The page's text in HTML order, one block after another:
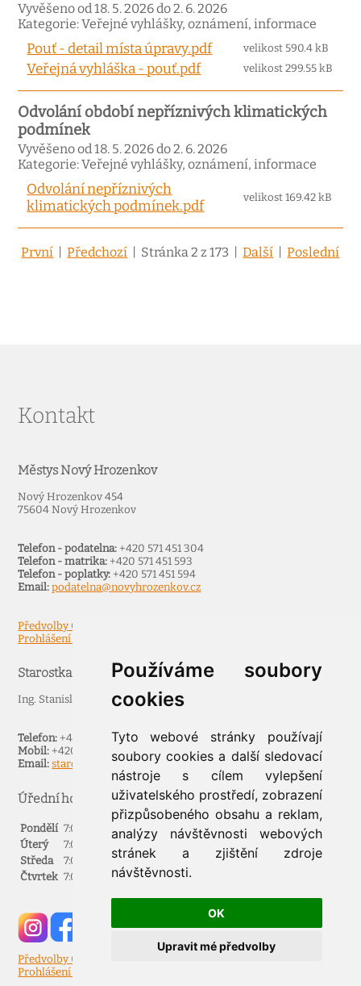
Používáme soubory
cookies
Tyto webové stránky používají
soubory cookies a další sledovací
nástroje s cílem vylepšení
uživatelského prostředí, zobrazení
přizpůsobeného obsahu a reklam,
analýzy návštěvnosti webových
stránek a zjištění zdroje
návštěvnosti.
OK
Upravit mé předvolby
Vyvěšeno od 18. 5. 2026 do 2. 6. 2026
Kategorie: Veřejné vyhlášky, oznámení, informace
Pouť - detail místa úpravy.pdf velikost 590.4 kB
Veřejná vyhláška - pouť.pdf velikost 299.55 kB
Odvolání období nepříznivých klimatických
podmínek
Vyvěšeno od 18. 5. 2026 do 2. 6. 2026
Kategorie: Veřejné vyhlášky, oznámení, informace
Odvolání nepříznivých
klimatických podmínek.pdf
velikost 169.42 kB
První |Předchozí | Stránka 2 z 173 |Další |Poslední
Kontakt
Městys Nový Hrozenkov
Nový Hrozenkov 454
75604 Nový Hrozenkov
Telefon - podatelna:+420 571 451 304
Telefon - matrika:+420 571 451 593
Telefon - poplatky:+420 571 451 594
Email: podatelna@novyhrozenkov.cz
Předvolby Cookies
Prohlášení o přístupnosti
Starostka
Ing. Stanislava Špruncová
Telefon:+420571451578
Mobil:+420602511322
Email: starosta@novyhrozenkov.cz
Úřední hodiny
Pondělí 7:00 - 11:30 12:00 - 17:00
Úterý
7:00 - 11:30
12:00 - 15:00
Středa
7:00 - 11:30 12:00 - 17:00
Čtvrtek 7:00 - 11:30 12:00 - 15:00
Předvolby Cookies
Prohlášení o přístupnosti